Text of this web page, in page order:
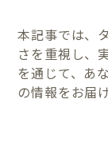
本記事では、
さを重視し、
を通じて、あ
の情報をお届